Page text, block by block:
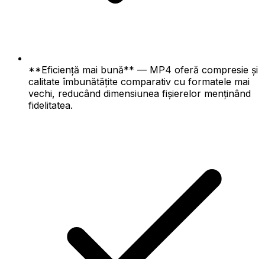
**Eficiență mai bună** — MP4 oferă compresie și
calitate îmbunătățite comparativ cu formatele mai
vechi, reducând dimensiunea fișierelor menținând
fidelitatea.